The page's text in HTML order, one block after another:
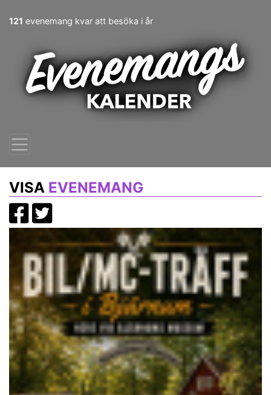
121 evenemang kvar att besöka i år
VISA EVENEMANG